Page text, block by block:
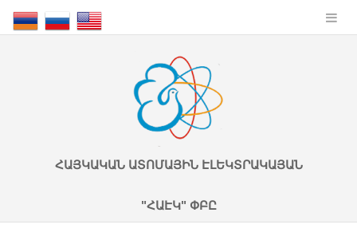
ՀԱՅԿԱԿԱՆ ԱՏՈՄԱՅԻՆ ԷԼԵԿՏՐԱԿԱՅԱՆ
"ՀԱԷԿ" ՓԲԸ